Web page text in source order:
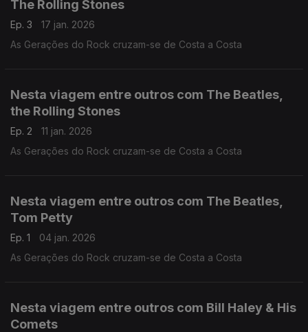
The Rolling Stones
Ep. 3
17 jan. 2026
As Gerações do Rock cruzam-se de Costa a Costa
Nesta viagem entre outros com The Beatles,
the Rolling Stones
Ep. 2
11 jan. 2026
As Gerações do Rock cruzam-se de Costa a Costa
Nesta viagem entre outros com The Beatles,
Tom Petty
Ep. 1
04 jan. 2026
As Gerações do Rock cruzam-se de Costa a Costa
Nesta viagem entre outros com Bill Haley & His
Comets